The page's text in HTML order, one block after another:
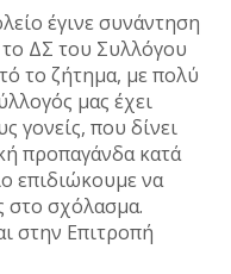
έγινε συνάντηση
ΔΣ του Συλλόγου
το ζήτημα, με πολύ
μας έχει
γονείς, που δίνει
προπαγάνδα κατά
επιδιώκουμε να
στο σχόλασμα.
στην Επιτροπή